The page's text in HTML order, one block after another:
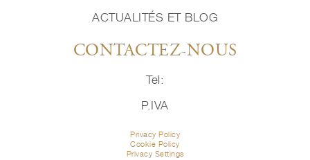
ACTUALITÉS ET BLOG
CONTACTEZ-NOUS
Tel:
P.IVA
Privacy Policy
Cookie Policy
Privacy Settings